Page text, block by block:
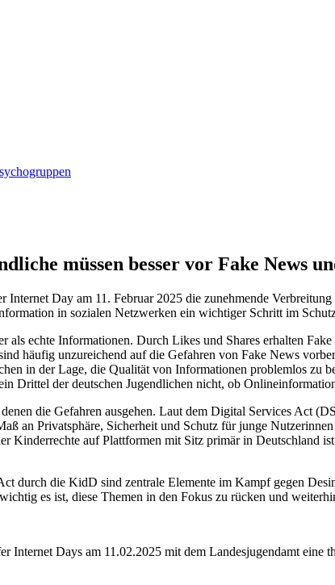
müssen besser vor Fake News
Day am 11. Februar 2025 die zunehmende
in sozialen Netzwerken ein wichtiger Schritt im
als echte Informationen. Durch Likes und Shares erhalten
häufig unzureichend auf die Gefahren von Fake News
in der Lage, die Qualität von Informationen problemlos zu
Drittel der deutschen Jugendlichen nicht, ob
die Gefahren ausgehen. Laut dem Digital Services Act
an Privatsphäre, Sicherheit und Schutz für junge
Kinderrechte auf Plattformen mit Sitz primär in Deutschland
durch die KidD sind zentrale Elemente im Kampf gegen
es ist, diese Themen in den Fokus zu rücken und
Internet Days am 11.02.2025 mit dem Landesjugendamt eine